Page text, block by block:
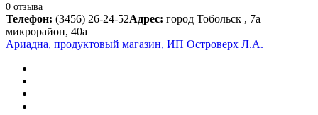
0 отзыва
Телефон: (3456) 26-24-52Адрес: город Тобольск , 7а
микрорайон, 40а
Ариадна, продуктовый магазин, ИП Островерх Л.А.